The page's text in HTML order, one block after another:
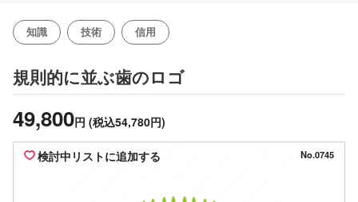
知識 技術 信用
規則的に並ぶ歯のロゴ
49,800円 (税込54,780円)
検討中リストに追加する No.0745